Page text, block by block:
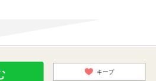
キープ